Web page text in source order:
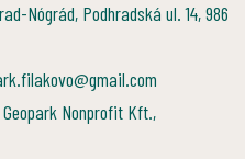
Nógrád, Podhradská ul. 14, 986
Nonprofit Kft.,